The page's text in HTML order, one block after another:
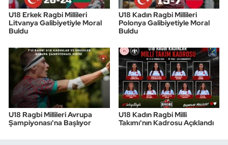
U18 Erkek Ragbi Millileri
Litvanya Galibiyetiyle Moral
Buldu
U18 Kadın Ragbi Millileri
Polonya Galibiyetiyle Moral
Buldu
U18 Ragbi Millileri Avrupa
Şampiyonası'na Başlıyor
U18 Kadın Ragbi Milli
Takımı'nın Kadrosu Açıklandı